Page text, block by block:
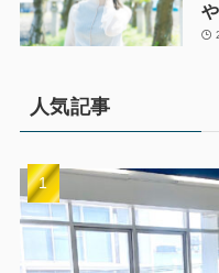
人気記事